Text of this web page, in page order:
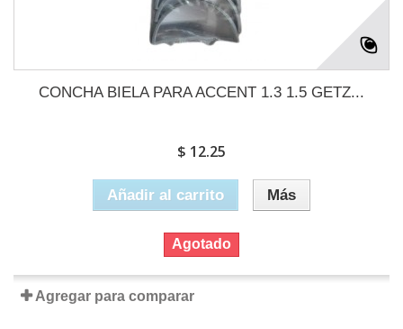
CONCHA BIELA PARA ACCENT 1.3 1.5 GETZ...
$ 12.25
Añadir al carrito Más
Agotado
Agregar para comparar